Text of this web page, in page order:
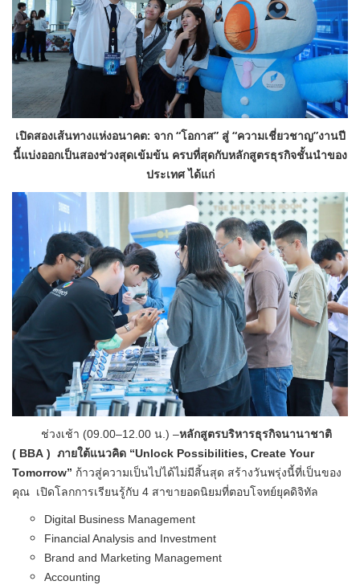
เปิดสองเส้นทางแห่งอนาคต: จาก “โอกาส” สู่ “ความเชี่ยวชาญ”งานปี
นี้แบ่งออกเป็นสองช่วงสุดเข้มข้น ครบที่สุดกับหลักสูตรธุรกิจชั้นนำของ
ประเทศ ได้แก่
ช่วงเช้า (09.00–12.00 น.) –หลักสูตรบริหารธุรกิจนานาชาติ
( BBA ) ภายใต้แนวคิด “Unlock Possibilities, Create Your
Tomorrow” ก้าวสู่ความเป็นไปได้ไม่มีสิ้นสุด สร้างวันพรุ่งนี้ที่เป็นของ
คุณ เปิดโลกการเรียนรู้กับ 4 สาขายอดนิยมที่ตอบโจทย์ยุคดิจิทัล
Digital Business Management
Financial Analysis and Investment
Brand and Marketing Management
Accounting